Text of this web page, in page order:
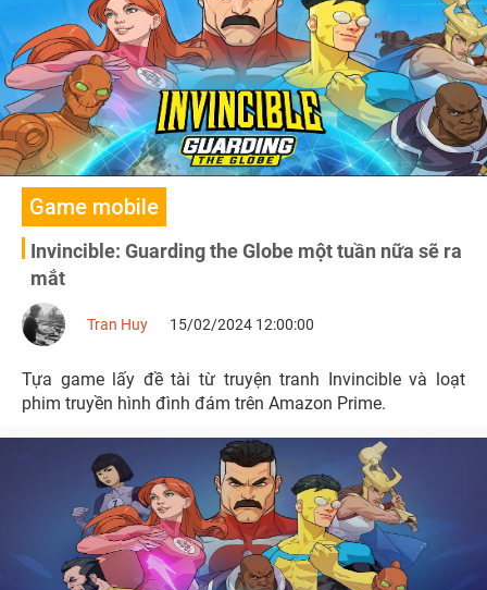
Game mobile
Invincible: Guarding the Globe một tuần nữa sẽ ra
mắt
Tran Huy 15/02/2024 12:00:00
Tựa game lấy đề tài từ truyện tranh Invincible và loạt
phim truyền hình đình đám trên Amazon Prime.